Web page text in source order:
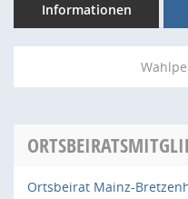
Informationen
Ortsbeirat Mainz-